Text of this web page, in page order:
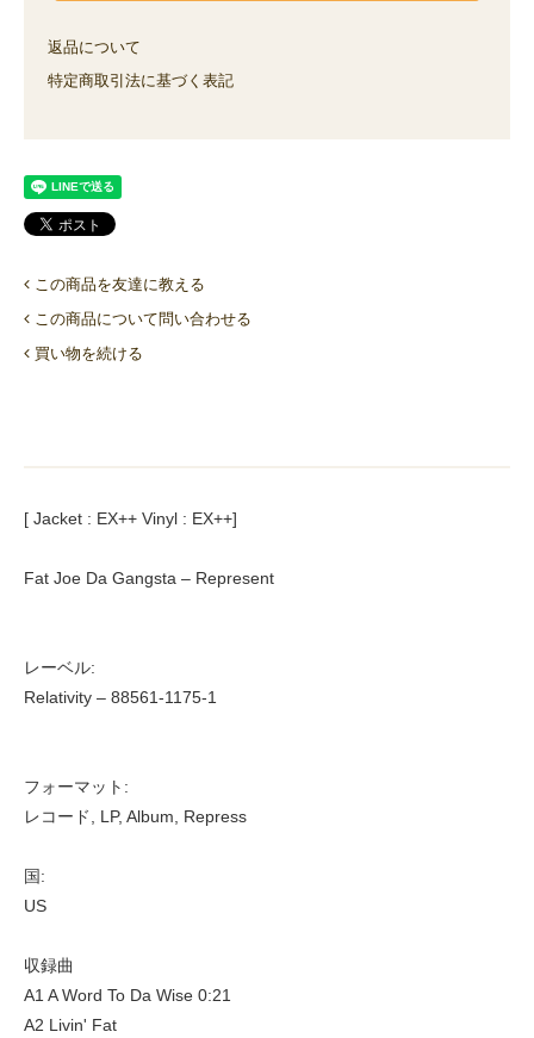
返品について
特定商取引法に基づく表記
この商品を友達に教える
この商品について問い合わせる
買い物を続ける
[ Jacket : EX++ Vinyl : EX++]
Fat Joe Da Gangsta – Represent
レーベル:
Relativity – 88561-1175-1
フォーマット:
レコード, LP, Album, Repress
国:
US
収録曲
A1 A Word To Da Wise 0:21
A2 Livin' Fat